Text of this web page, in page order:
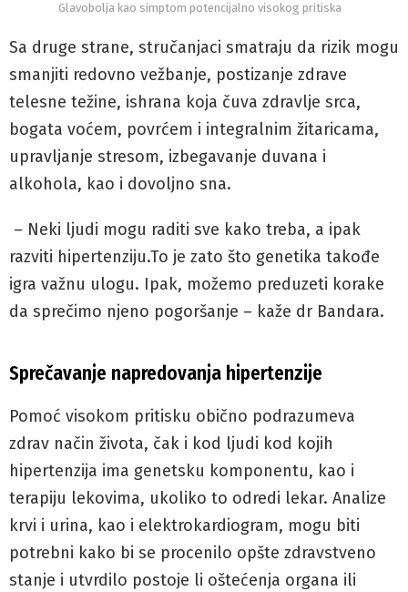
Glavobolja kao simptom potencijalno visokog pritiska
Sa druge strane, stručanjaci smatraju da rizik mogu
smanjiti redovno vežbanje, postizanje zdrave
telesne težine, ishrana koja čuva zdravlje srca,
bogata voćem, povrćem i integralnim žitaricama,
upravljanje stresom, izbegavanje duvana i
alkohola, kao i dovoljno sna.
– Neki ljudi mogu raditi sve kako treba, a ipak
razviti hipertenziju.To je zato što genetika takođe
igra važnu ulogu. Ipak, možemo preduzeti korake
da sprečimo njeno pogoršanje – kaže dr Bandara.
Sprečavanje napredovanja hipertenzije
Pomoć visokom pritisku obično podrazumeva
zdrav način života, čak i kod ljudi kod kojih
hipertenzija ima genetsku komponentu, kao i
terapiju lekovima, ukoliko to odredi lekar. Analize
krvi i urina, kao i elektrokardiogram, mogu biti
potrebni kako bi se procenilo opšte zdravstveno
stanje i utvrdilo postoje li oštećenja organa ili